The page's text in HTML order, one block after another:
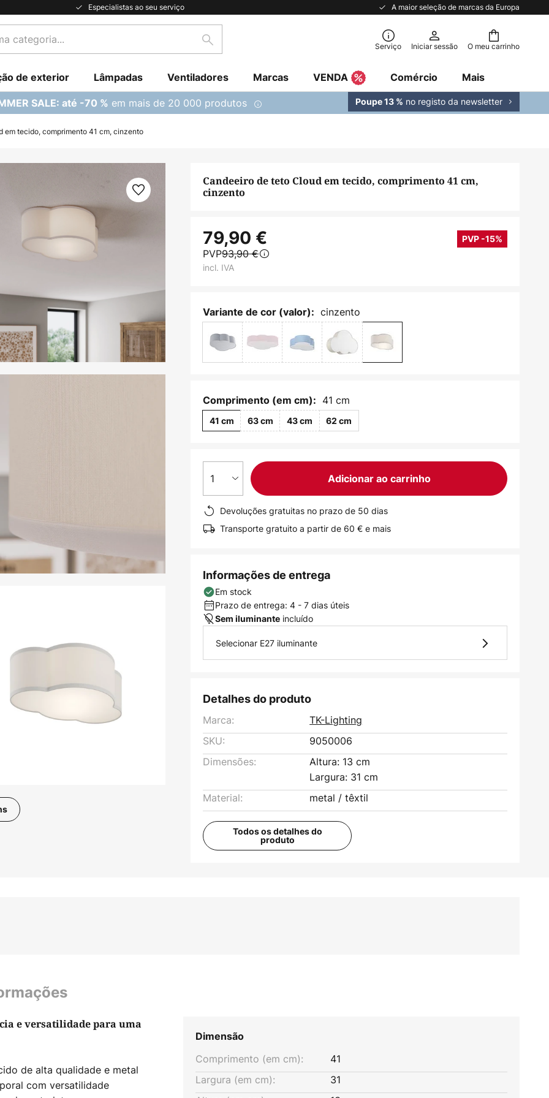
Especialistas ao seu serviço A maior seleção de marcas da Europa
O meu carrinho
Pesquisar Serviço Iniciar sessão
de exterior Lâmpadas Ventiladores Marcas VENDA Comércio Mais
SALE: até -70 % em mais de 20 000 produtos Poupe 13 % no registo da newsletter
em tecido, comprimento 41 cm, cinzento
Candeeiro de teto Cloud em tecido, comprimento 41 cm,
cinzento
79,90 € PVP -15%
PVP93,90 €
incl. IVA
Variante de cor (valor): cinzento
Comprimento (em cm): 41 cm
41 cm 63 cm 43 cm 62 cm
1 Adicionar ao carrinho
Devoluções gratuitas no prazo de 50 dias
Transporte gratuito a partir de 60 € e mais
Informações de entrega
Em stock
Prazo de entrega: 4 - 7 dias úteis
Sem iluminante incluído
Selecionar E27 iluminante
Detalhes do produto
Marca:
TK-Lighting
SKU:
9050006
Dimensões:
Altura: 13 cm
Largura: 31 cm
Material:
metal / têxtil
Todos os detalhes do
produto
e versatilidade para uma
de alta qualidade e metal
com versatilidade
Dimensão
Comprimento (em cm):
41
Largura (em cm):
31